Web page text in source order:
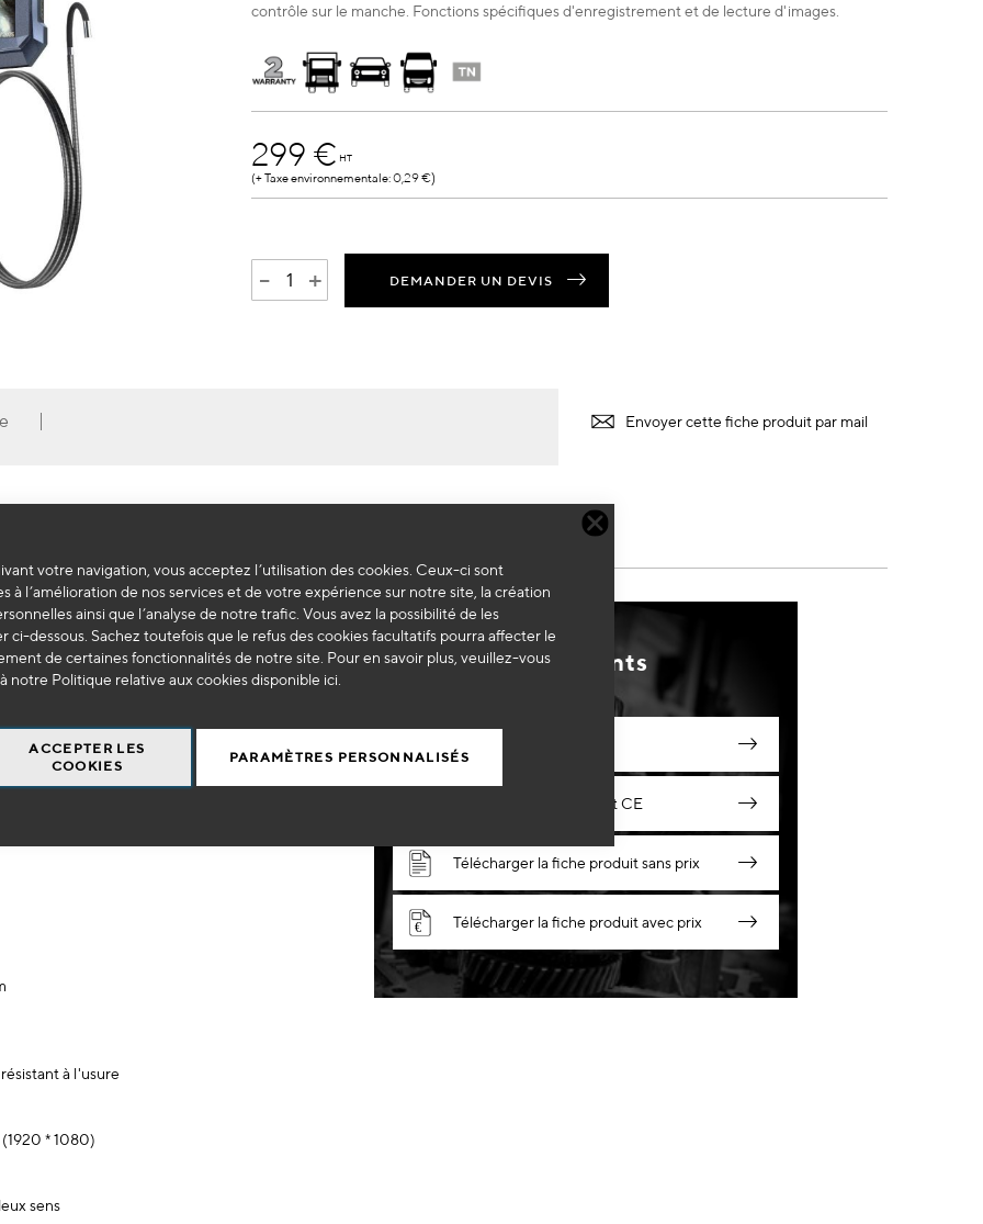
votre navigation, vous acceptez l’utilisation des cookies. Ceux-ci sont
à l’amélioration de nos services et de votre expérience sur notre site, la création
ainsi que l’analyse de notre trafic. Vous avez la possibilité de les
ci-dessous. Sachez toutefois que le refus des cookies facultatifs pourra affecter le
de certaines fonctionnalités de notre site. Pour en savoir plus, veuillez-vous
notre Politique relative aux cookies disponible ici
ACCEPTER LES
COOKIES
PARAMÈTRES PERSONNALISÉS
contrôle sur le manche. Fonctions spécifiques d'enregistrement et de lecture d'images.
299 € HT
0,29 €
- + DEMANDER UN DEVIS
dans le système d'alimentation en carburant
de combustion).
des zones difficiles d'accès (petites, sombres).
de contrôle sur le manche.
et de lecture d'images.
à l'usure
* 1080)
sens
Téléchargements
Télécharger la Notice
Télécharger le Certificat CE
Télécharger la fiche produit sans prix
Télécharger la fiche produit avec prix
Envoyer cette fiche produit par mail